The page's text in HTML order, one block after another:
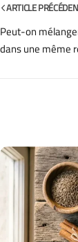
ARTICLE
Peut-on
dans une même